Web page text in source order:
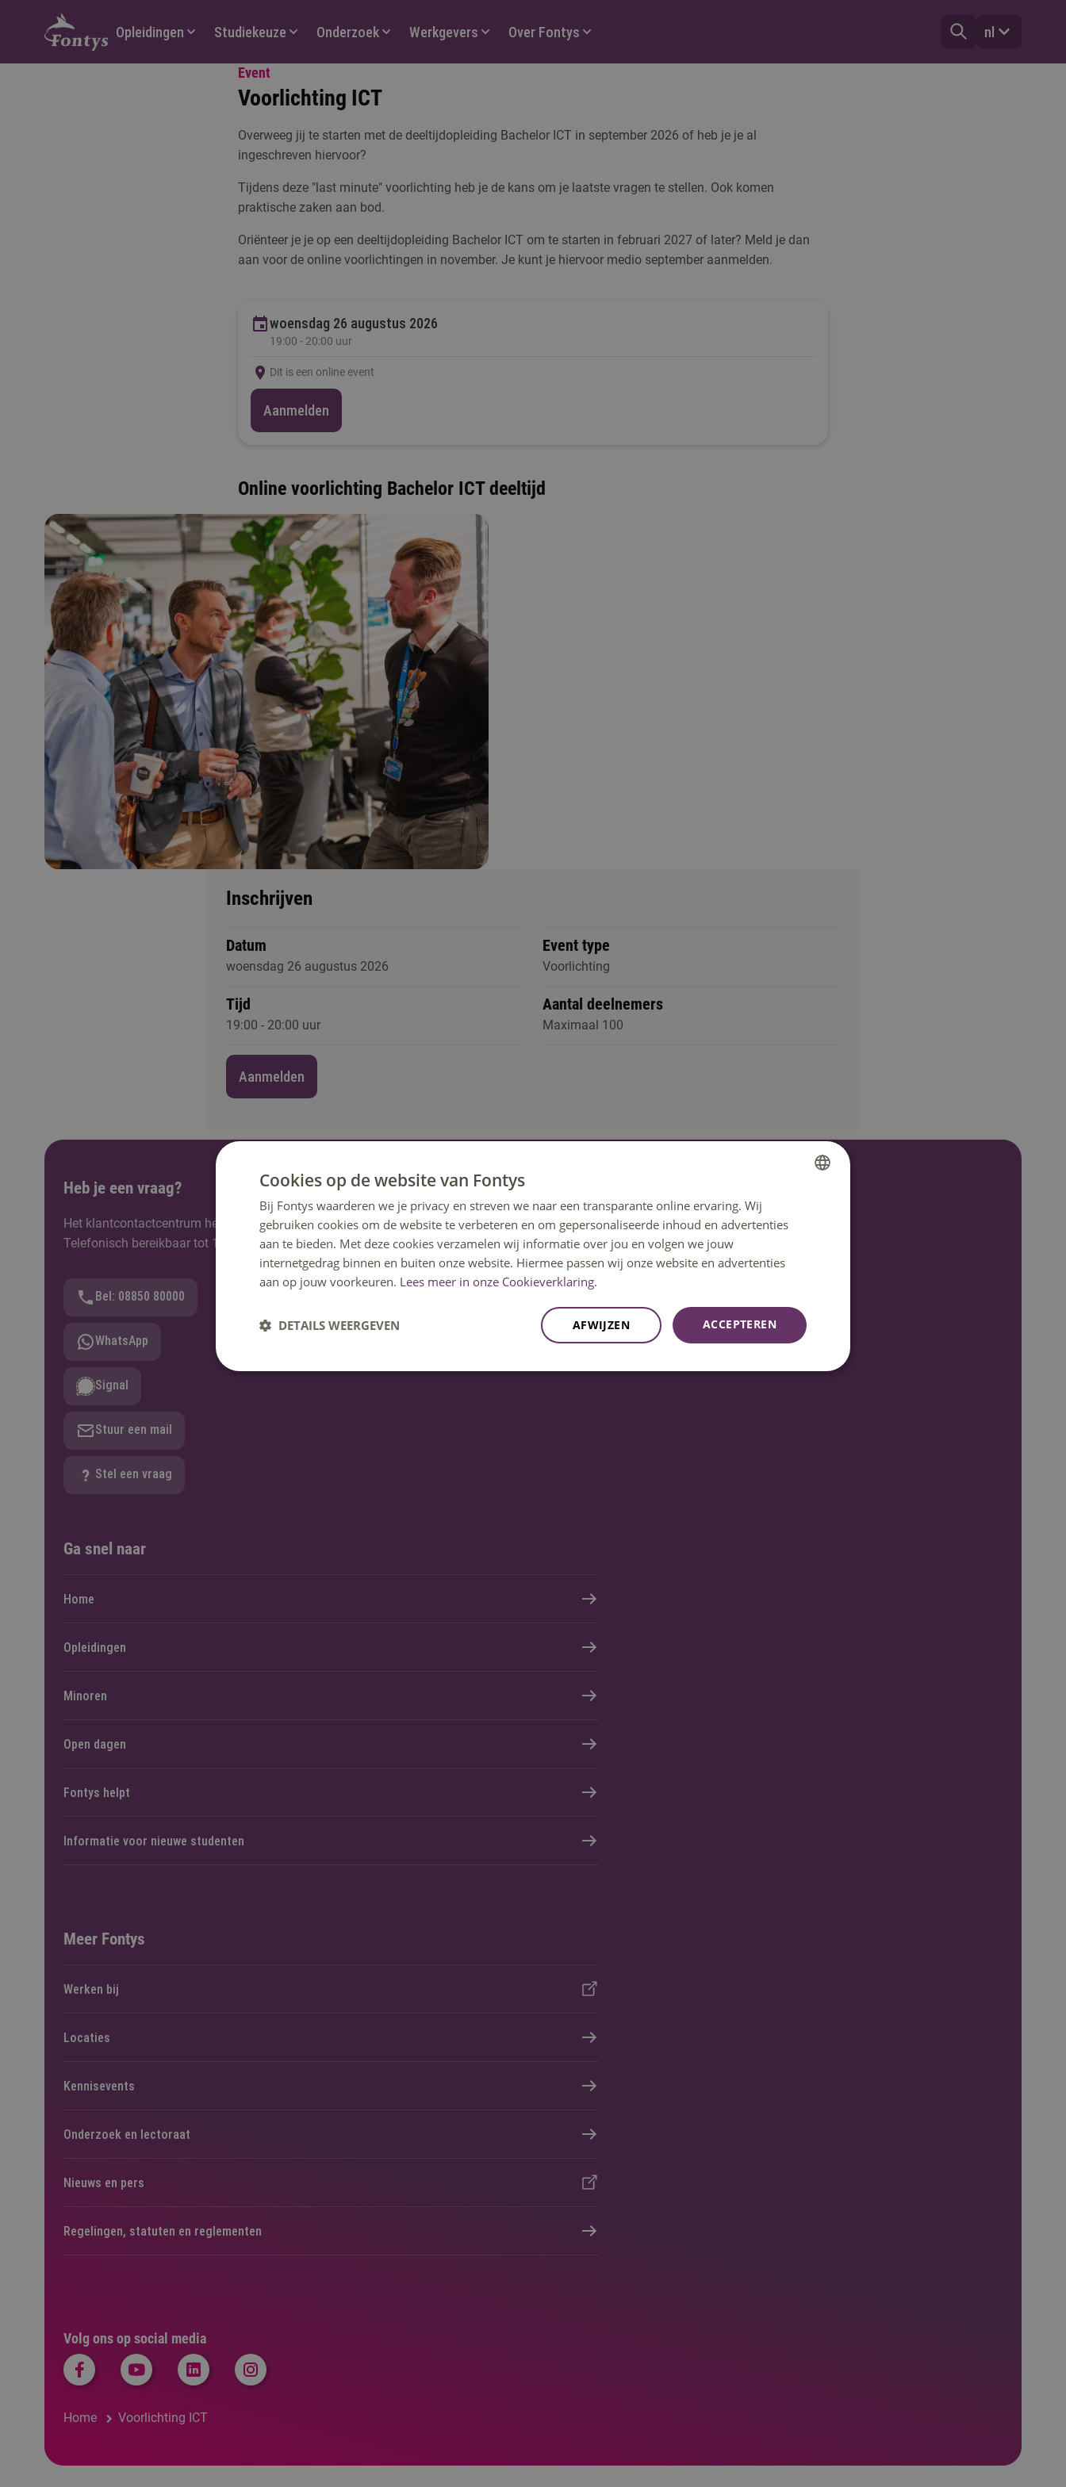
Hoofdmenu
Opleidingen Studiekeuze Onderzoek Werkgevers Over Fontys nl
Event
Voorlichting ICT
Overweeg jij te starten met de deeltijdopleiding Bachelor ICT in september 2026 of heb je je al
ingeschreven hiervoor?
Tijdens deze "last minute" voorlichting heb je de kans om je laatste vragen te stellen. Ook komen
praktische zaken aan bod.
Oriënteer je je op een deeltijdopleiding Bachelor ICT om te starten in februari 2027 of later? Meld je dan
aan voor de online voorlichtingen in november. Je kunt je hiervoor medio september aanmelden.
woensdag 26 augustus 2026
19:00 - 20:00 uur
Dit is een online event
Aanmelden
Online voorlichting Bachelor ICT deeltijd
Inschrijven
Datum
woensdag 26 augustus 2026
Event type
Voorlichting
Tijd
19:00 - 20:00 uur
Aantal deelnemers
Maximaal 100
Aanmelden
Heb je een vraag?
Het klantcontactcentrum helpt je graag verder. Bereikbaar op ma t/m vrij 08:30u – 17:00u uur.
Telefonisch bereikbaar tot 12:30u.
Bel: 08850 80000
WhatsApp
Signal
Stuur een mail
Stel een vraag
Volg ons op social media
Home Voorlichting ICT
Ga snel naar
Home
Opleidingen
Minoren
Open dagen
Fontys helpt
Informatie voor nieuwe studenten
Meer Fontys
Werken bij
Locaties
Kennisevents
Onderzoek en lectoraat
Nieuws en pers
Regelingen, statuten en reglementen
ENGLISH
Cookies op de website van Fontys
Bij Fontys waarderen we je privacy en streven we naar een transparante online ervaring. Wij
gebruiken cookies om de website te verbeteren en om gepersonaliseerde inhoud en advertenties
aan te bieden. Met deze cookies verzamelen wij informatie over jou en volgen we jouw
internetgedrag binnen en buiten onze website. Hiermee passen wij onze website en advertenties
aan op jouw voorkeuren. Lees meer in onze Cookieverklaring.
ACCEPTEREN
AFWIJZEN
DETAILS WEERGEVEN